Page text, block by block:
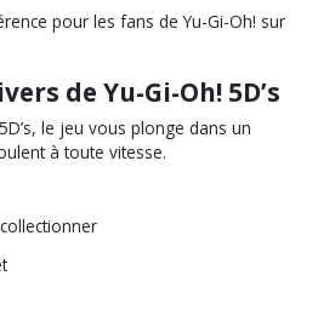
pour les fans de Yu-Gi-Oh! sur
de Yu-Gi-Oh! 5D’s
le jeu vous plonge dans un
à toute vitesse.